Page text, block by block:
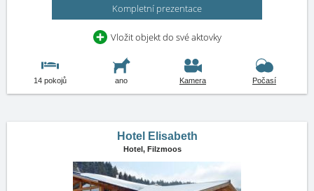
Kompletní prezentace
Vložit objekt do své aktovky
14 pokojů ano Kamera Počasí
Hotel Elisabeth
Hotel, Filzmoos